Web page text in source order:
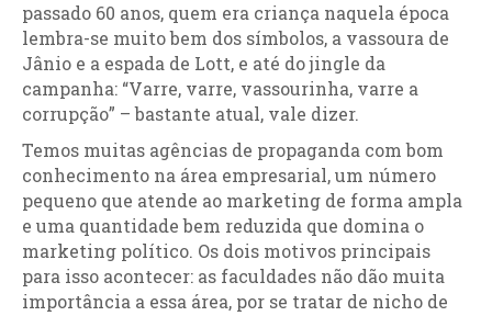
passado 60 anos, quem era criança naquela época
lembra-se muito bem dos símbolos, a vassoura de
Jânio e a espada de Lott, e até do jingle da
campanha: “Varre, varre, vassourinha, varre a
corrupção” – bastante atual, vale dizer.
Temos muitas agências de propaganda com bom
conhecimento na área empresarial, um número
pequeno que atende ao marketing de forma ampla
e uma quantidade bem reduzida que domina o
marketing político. Os dois motivos principais
para isso acontecer: as faculdades não dão muita
importância a essa área, por se tratar de nicho de